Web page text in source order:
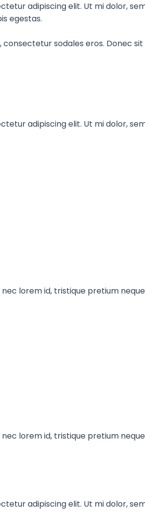
adipiscing elit. Ut mi dolor,
egestas.
consectetur sodales eros. Donec
adipiscing elit. Ut mi dolor,
lorem id, tristique pretium
lorem id, tristique pretium
adipiscing elit. Ut mi dolor,